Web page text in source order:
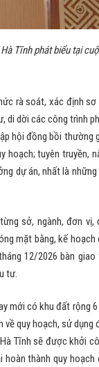
Tĩnh phát biểu tại
rà soát, xác định sơ
di dời các công trình
hội đồng bồi thường
hoạch; tuyên truyền,
dự án, nhất là
sở, ngành, đơn vị,
mặt bằng, kế hoạch
12/2026 bàn giao
tư.
mới có khu đất rộng
về quy hoạch, sử dụng
Tĩnh sẽ được khởi
hoàn thành quy hoạch